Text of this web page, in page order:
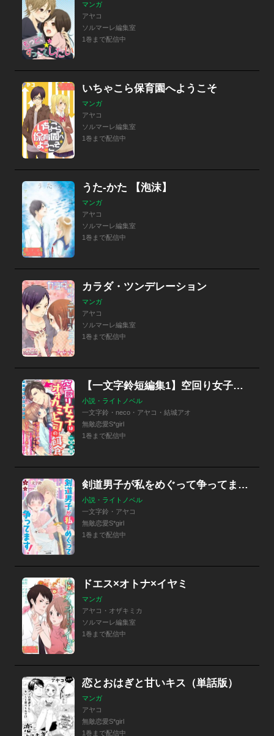
マンガ
アヤコ
ソルマーレ編集室
1巻まで配信中
いちゃこら保育園へようこそ
マンガ
アヤコ
ソルマーレ編集室
1巻まで配信中
うた‐かた 【泡沫】
マンガ
アヤコ
ソルマーレ編集室
1巻まで配信中
カラダ・ツンデレーション
マンガ
アヤコ
ソルマーレ編集室
1巻まで配信中
【一文字鈴短編集1】空回り女子はオオカミ上司の餌食【イラスト入り】
小説・ライトノベル
一文字鈴・neco・アヤコ・結城アオ
無敵恋愛S*girl
1巻まで配信中
剣道男子が私をめぐって争ってます！【イラスト入り】
小説・ライトノベル
一文字鈴・アヤコ
無敵恋愛S*girl
1巻まで配信中
ドエス×オトナ×イヤミ
マンガ
アヤコ・オザキミカ
ソルマーレ編集室
1巻まで配信中
恋とおはぎと甘いキス（単話版）
マンガ
アヤコ
無敵恋愛S*girl
1巻まで配信中